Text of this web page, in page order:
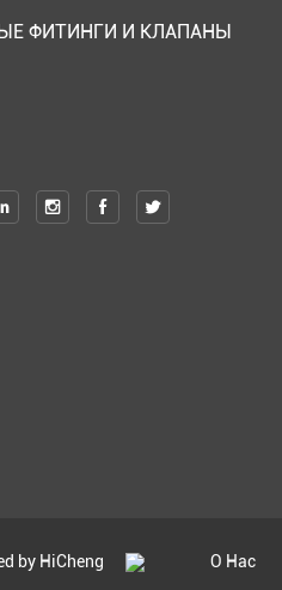
ФИТИНГИ И КЛАПАНЫ
by HiCheng
О Нас